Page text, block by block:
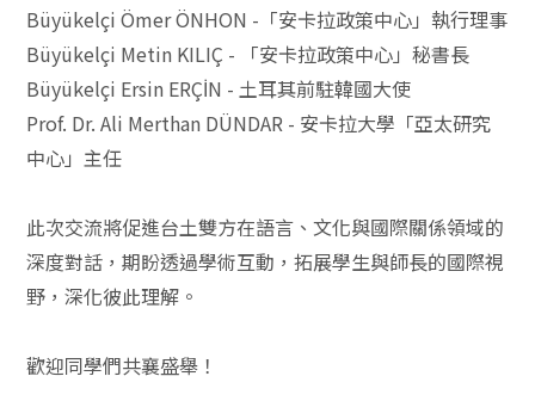
Büyükelçi Ömer ÖNHON -「安卡拉政策中心」執行理事
Büyükelçi Metin KILIÇ - 「安卡拉政策中心」秘書長
Büyükelçi Ersin ERÇİN - 土耳其前駐韓國大使
Prof. Dr. Ali Merthan DÜNDAR - 安卡拉大學「亞太研究
中心」主任
此次交流將促進台土雙方在語言、文化與國際關係領域的
深度對話，期盼透過學術互動，拓展學生與師長的國際視
野，深化彼此理解。
歡迎同學們共襄盛舉！